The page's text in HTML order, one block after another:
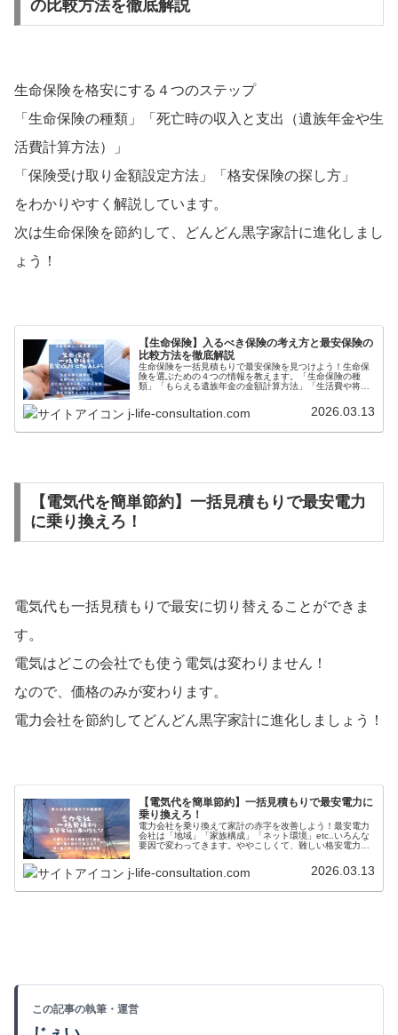
の比較方法を徹底解説
生命保険を格安にする４つのステップ
「生命保険の種類」「死亡時の収入と支出（遺族年金や生
活費計算方法）」
「保険受け取り金額設定方法」「格安保険の探し方」
をわかりやすく解説しています。
次は生命保険を節約して、どんどん黒字家計に進化しまし
ょう！
【生命保険】入るべき保険の考え方と最安保険の
比較方法を徹底解説
生命保険を一括見積もりで最安保険を見つけよう！生命保
険を選ぶための４つの情報を教えます。「生命保険の種
類」「もらえる遺族年金の金額計算方法」「生活費や将来
j-life-consultation.com 2026.03.13
【電気代を簡単節約】一括見積もりで最安電力
に乗り換えろ！
電気代も一括見積もりで最安に切り替えることができま
す。
電気はどこの会社でも使う電気は変わりません！
なので、価格のみが変わります。
電力会社を節約してどんどん黒字家計に進化しましょう！
【電気代を簡単節約】一括見積もりで最安電力に
乗り換えろ！
電力会社を乗り換えて家計の赤字を改善しよう！最安電力
会社は「地域」「家族構成」「ネット環境」etc..いろんな
要因で変わってきます。ややこしくて、難しい格安電力会
会社も見つけてもらって、簡単に乗り換えをしてみましょ
う！
j-life-consultation.com 2026.03.13
この記事の執筆・運営